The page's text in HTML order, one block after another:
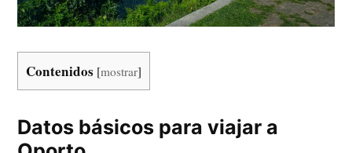
Contenidos [mostrar]
Datos básicos para viajar a